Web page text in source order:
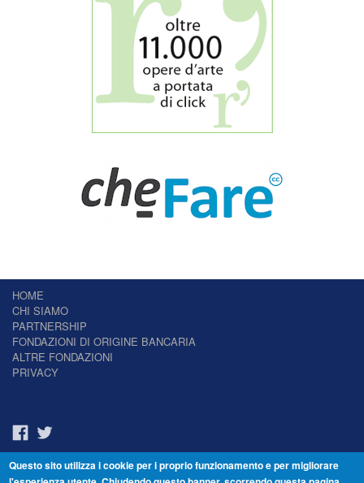
HOME
CHI SIAMO
PARTNERSHIP
FONDAZIONI DI ORIGINE BANCARIA
ALTRE FONDAZIONI
PRIVACY
Il Giornale delle Fondazioni - Periodico telematico
Questo sito utilizza i cookie per i proprio funzionamento e per migliorare